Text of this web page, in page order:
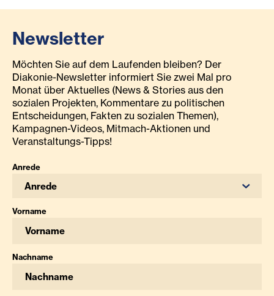
Newsletter
Möchten Sie auf dem Laufenden bleiben? Der
Diakonie-Newsletter informiert Sie zwei Mal pro
Monat über Aktuelles (News & Stories aus den
sozialen Projekten, Kommentare zu politischen
Entscheidungen, Fakten zu sozialen Themen),
Kampagnen-Videos, Mitmach-Aktionen und
Veranstaltungs-Tipps!
Anrede
Anrede
Vorname
Nachname